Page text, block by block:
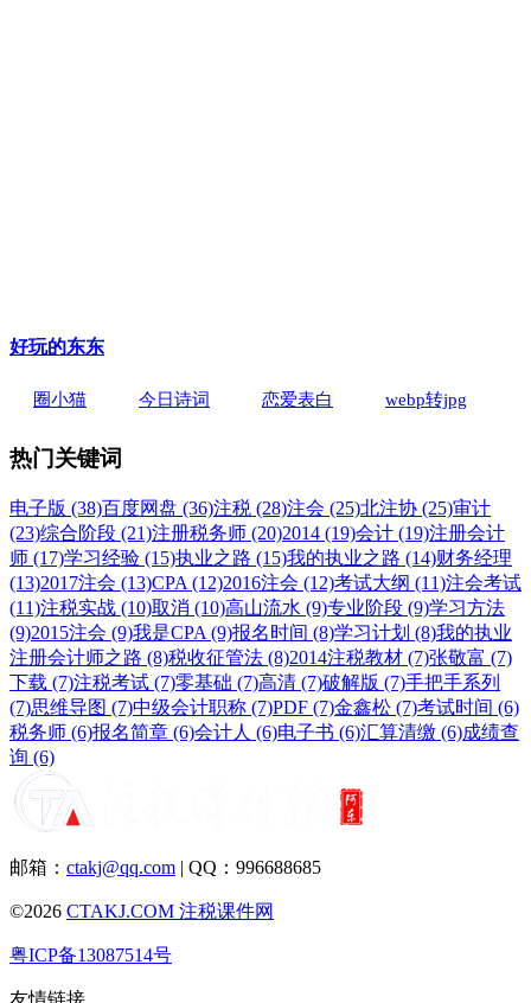
好玩的东东
圈小猫 今日诗词 恋爱表白 webp转jpg
热门关键词
电子版 (38)百度网盘 (36)注税 (28)注会 (25)北注协 (25)审计
(23)综合阶段 (21)注册税务师 (20)2014 (19)会计 (19)注册会计
师 (17)学习经验 (15)执业之路 (15)我的执业之路 (14)财务经理
(13)2017注会 (13)CPA (12)2016注会 (12)考试大纲 (11)注会考试
(11)注税实战 (10)取消 (10)高山流水 (9)专业阶段 (9)学习方法
(9)2015注会 (9)我是CPA (9)报名时间 (8)学习计划 (8)我的执业
注册会计师之路 (8)税收征管法 (8)2014注税教材 (7)张敬富 (7)
下载 (7)注税考试 (7)零基础 (7)高清 (7)破解版 (7)手把手系列
(7)思维导图 (7)中级会计职称 (7)PDF (7)金鑫松 (7)考试时间 (6)
税务师 (6)报名简章 (6)会计人 (6)电子书 (6)汇算清缴 (6)成绩查
询 (6)
邮箱： ctakj@qq.com | QQ：996688685
©2026 CTAKJ.COM 注税课件网
粤ICP备13087514号
友情链接